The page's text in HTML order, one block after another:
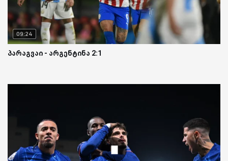
09:24
პარაგვაი - არგენტინა 2:1